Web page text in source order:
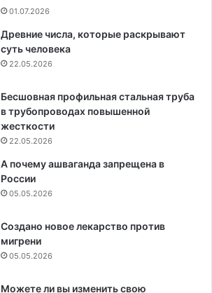
01.07.2026
Древние числа, которые раскрывают
суть человека
22.05.2026
Бесшовная профильная стальная труба
в трубопроводах повышенной
жесткости
22.05.2026
А почему ашваганда запрещена в
России
05.05.2026
Создано новое лекарство против
мигрени
05.05.2026
Можете ли вы изменить свою